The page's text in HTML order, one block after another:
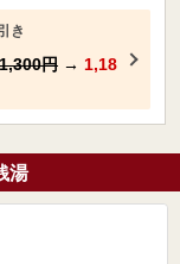
き
1,300円 → 1,18
湯